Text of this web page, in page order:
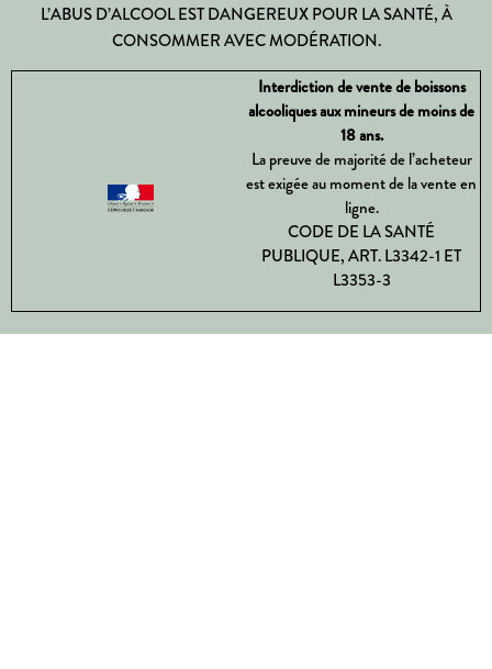
L’ABUS D’ALCOOL EST DANGEREUX POUR LA SANTÉ, À
CONSOMMER AVEC MODÉRATION.
Interdiction de vente de boissons
alcooliques aux mineurs de moins de
18 ans.
La preuve de majorité de l’acheteur
est exigée au moment de la vente en
ligne.
CODE DE LA SANTÉ
PUBLIQUE, ART. L3342-1 ET
L3353-3